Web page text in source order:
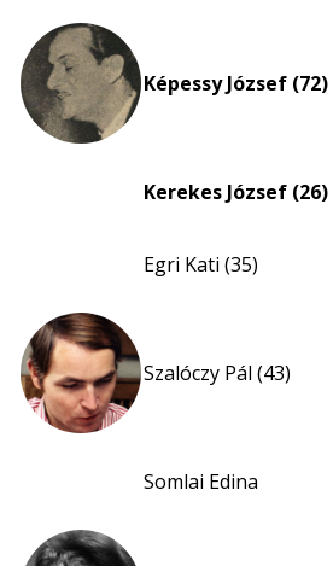
Képessy József (72)
Kerekes József (26)
Egri Kati (35)
Szalóczy Pál (43)
Somlai Edina